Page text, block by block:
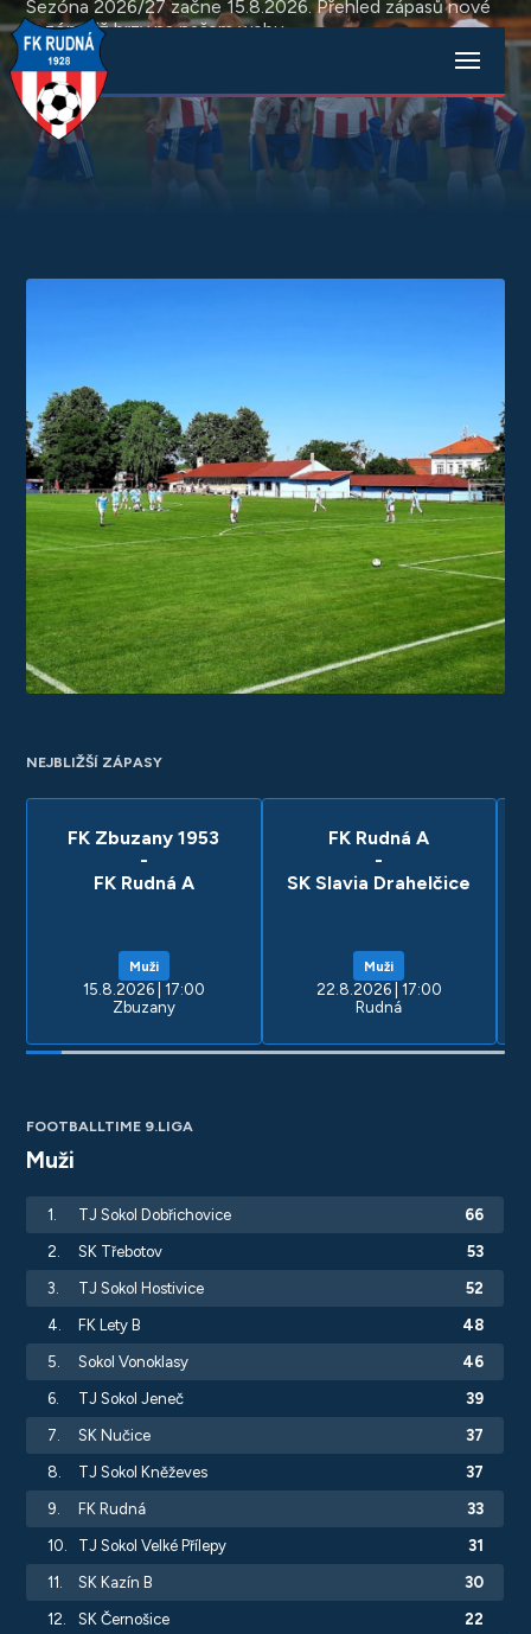
Sezóna 2026/27 začne 15.8.2026. Přehled zápasů nové
sezóny již brzy na našem webu.
NEJBLIŽŠÍ ZÁPASY
FK Zbuzany 1953
-
FK Rudná A
Muži
15.8.2026 | 17:00
Zbuzany
FK Rudná A
-
SK Slavia Drahelčice
Muži
22.8.2026 | 17:00
Rudná
FOOTBALLTIME 9.LIGA
Muži
1. TJ Sokol Dobřichovice 66
2. SK Třebotov 53
3. TJ Sokol Hostivice 52
4. FK Lety B 48
5. Sokol Vonoklasy 46
6. TJ Sokol Jeneč 39
7. SK Nučice 37
8. TJ Sokol Kněževes 37
9. FK Rudná 33
10. TJ Sokol Velké Přílepy 31
11. SK Kazín B 30
12. SK Černošice 22